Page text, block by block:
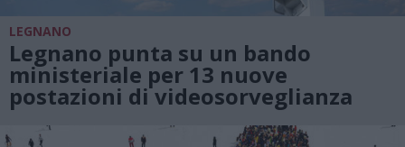
LEGNANO
Legnano punta su un bando
ministeriale per 13 nuove
postazioni di videosorveglianza